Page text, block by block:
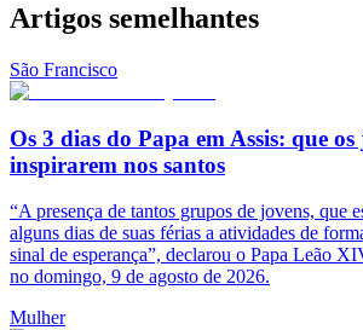
Artigos semelhantes
São Francisco
Os 3 dias do Papa em Assis: que os
inspirarem nos santos
“A presença de tantos grupos de jovens, que
alguns dias de suas férias a atividades de
sinal de esperança”, declarou o Papa Leão
no domingo, 9 de agosto de 2026.
Mulher